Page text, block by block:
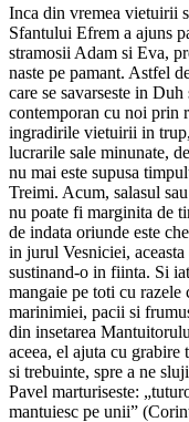
Inca din vremea vietuirii
Sfantului Efrem a ajuns
stramosii Adam si Eva,
naste pe pamant. Astfel
care se savarseste in
contemporan cu noi prin
ingradirile vietuirii in
lucrarile sale minunate,
nu mai este supusa
Treimi. Acum, salasul
nu poate fi marginita de
de indata oriunde este
in jurul Vesniciei,
sustinand-o in fiinta. Si
mangaie pe toti cu razele
marinimiei, pacii si
din insetarea
aceea, el ajuta cu
si trebuinte, spre a ne
Pavel marturiseste:
mantuiesc pe unii”